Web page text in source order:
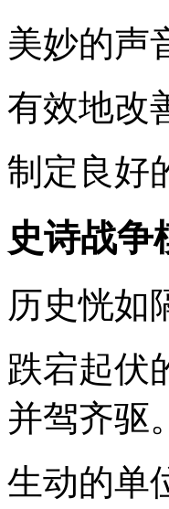
美妙的声
有效地改
制定良好
史诗战争
历史恍如
跌宕起伏
并驾齐驱。
生动的单